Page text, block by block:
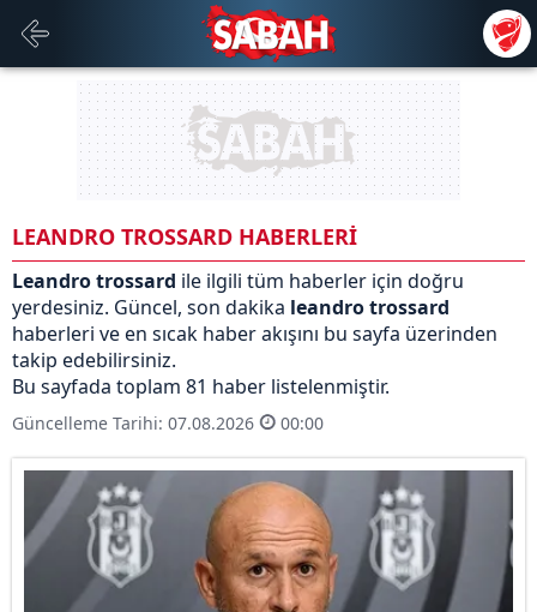
LEANDRO TROSSARD HABERLERİ
Leandro trossard ile ilgili tüm haberler için doğru
yerdesiniz. Güncel, son dakika leandro trossard
haberleri ve en sıcak haber akışını bu sayfa üzerinden
takip edebilirsiniz.
Bu sayfada toplam 81 haber listelenmiştir.
Güncelleme Tarihi: 07.08.2026 00:00